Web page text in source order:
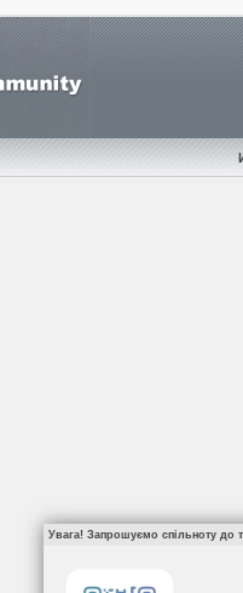
Увага! Запрошуємо спільноту до